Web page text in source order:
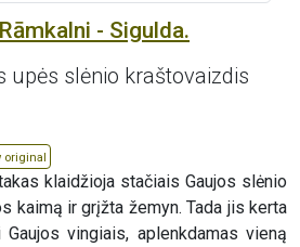
- Sigulda.
upės slėnio kraštovaizdis
original
klaidžioja stačiais Gaujos slėnio
kaimą ir grįžta žemyn. Tada jis kerta
vingiais, aplenkdamas vieną